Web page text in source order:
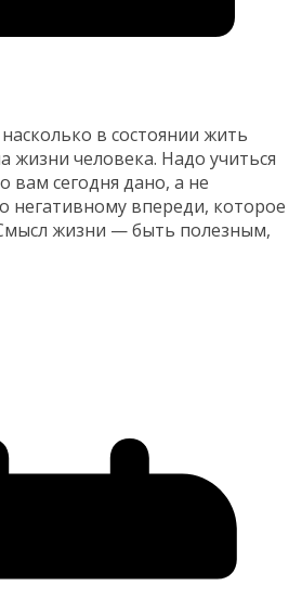
в состоянии жить
жизни человека. Надо учиться
вам сегодня дано, а не
негативному впереди, которое
жизни — быть полезным,